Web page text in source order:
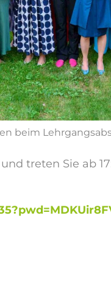
beim
und treten Sie ab